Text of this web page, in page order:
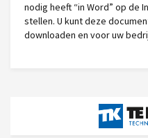
nodig heeft “in Word” op de
stellen. U kunt deze
downloaden en voor uw